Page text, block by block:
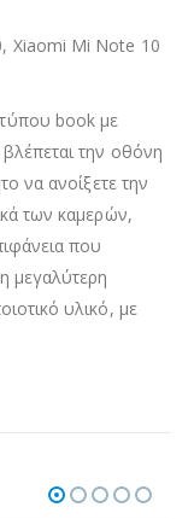
Xiaomi Mi Note 10
book με
την οθόνη
να ανοίξετε την
των καμερών,
που
μεγαλύτερη
υλικό, με